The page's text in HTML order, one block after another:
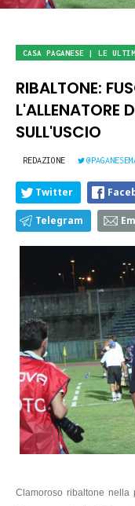
CASA PAGANESE | LE
RIBALTONE:
L'ALLENATORE
SULL'USCIO
REDAZIONE
Twitter
Telegram
Clamoroso ribaltone